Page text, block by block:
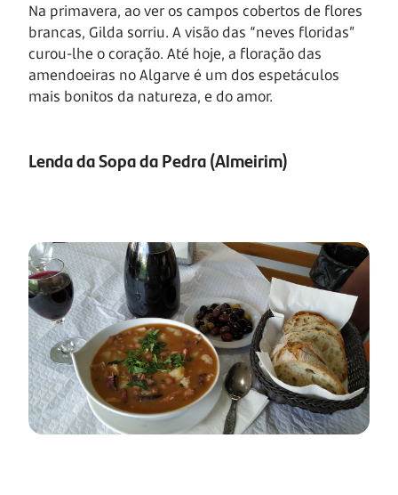
Na primavera, ao ver os campos cobertos de flores
brancas, Gilda sorriu. A visão das “neves floridas”
curou-lhe o coração. Até hoje, a floração das
amendoeiras no Algarve é um dos espetáculos
mais bonitos da natureza, e do amor.
Lenda da Sopa da Pedra (Almeirim)